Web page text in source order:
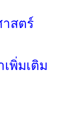
าสตร์
พิ่มเติม